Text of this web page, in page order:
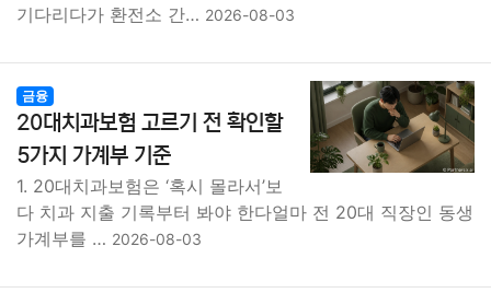
기다리다가 환전소 간… 2026-08-03
금융
20대치과보험 고르기 전 확인할
5가지 가계부 기준
1. 20대치과보험은 ‘혹시 몰라서’보
다 치과 지출 기록부터 봐야 한다얼마 전 20대 직장인 동생
가계부를 … 2026-08-03